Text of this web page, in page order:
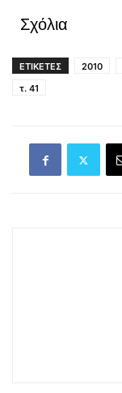
Σχόλια
ΕΤΙΚΕΤΕΣ 2010
τ. 41